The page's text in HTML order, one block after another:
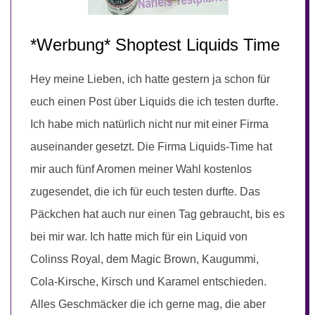
*Werbung* Shoptest Liquids Time
Hey meine Lieben, ich hatte gestern ja schon für
euch einen Post über Liquids die ich testen durfte.
Ich habe mich natürlich nicht nur mit einer Firma
auseinander gesetzt. Die Firma Liquids-Time hat
mir auch fünf Aromen meiner Wahl kostenlos
zugesendet, die ich für euch testen durfte. Das
Päckchen hat auch nur einen Tag gebraucht, bis es
bei mir war. Ich hatte mich für ein Liquid von
Colinss Royal, dem Magic Brown, Kaugummi,
Cola-Kirsche, Kirsch und Karamel entschieden.
Alles Geschmäcker die ich gerne mag, die aber